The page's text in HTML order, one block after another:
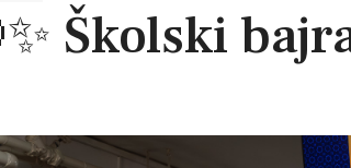
Školski